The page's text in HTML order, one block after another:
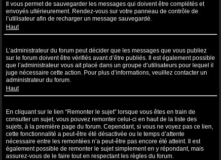
Il vous permet de sauvegarder les messages qui doivent être complétés et
envoyés ultérieurement. Rendez-vous sur votre panneau de contrôle de
l’utilisateur afin de recharger un message sauvegardé.
Haut
L’administrateur du forum peut décider que les messages que vous publiez
sur le forum doivent être vérifiés avant d’être publiés. Il est également possible
que l’administrateur vous ait placé dans un groupe d’utilisateurs pour lequel il
juge nécessaire cette action. Pour plus d’informations, veuillez contacter un
administrateur du forum.
Haut
En cliquant sur le lien “Remonter le sujet” lorsque vous êtes en train de
consulter un sujet, vous pouvez remonter celui-ci en haut de la liste des
sujets, à la première page du forum. Cependant, si vous ne voyez pas ce lien,
cette fonctionnalité a peut-être été désactivée ou le temps d’attente
nécessaire entre les remontées n’a peut-être pas encore été atteint. Il est
également possible de remonter le sujet simplement en y répondant, mais
assurez-vous de le faire tout en respectant les règles du forum.